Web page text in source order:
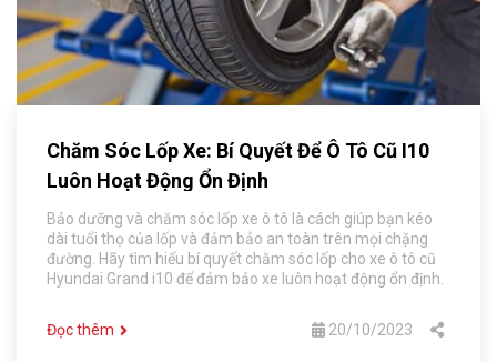
Chăm Sóc Lốp Xe: Bí Quyết Để Ô Tô Cũ I10
Luôn Hoạt Động Ổn Định
Bảo dưỡng và chăm sóc lốp xe ô tô là cách giúp bạn kéo
dài tuổi thọ của lốp và đảm bảo an toàn trên mọi chặng
đường. Hãy tìm hiểu bí quyết chăm sóc lốp cho xe ô tô cũ
Hyundai Grand i10 để đảm bảo xe luôn hoạt động ổn định.
Đọc thêm 20/10/2023